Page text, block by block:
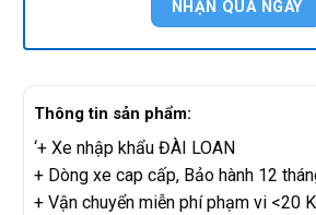
Thông tin sản phẩm:
‘+ Xe nhập khẩu ĐÀI LOAN
+ Dòng xe cap cấp, Bảo hành 12
+ Vận chuyển miễn phí phạm vi <20